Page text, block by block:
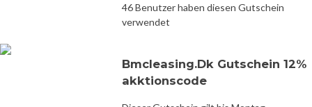
46 Benutzer haben diesen Gutschein
verwendet
Bmcleasing.Dk Gutschein 12%
akktionscode